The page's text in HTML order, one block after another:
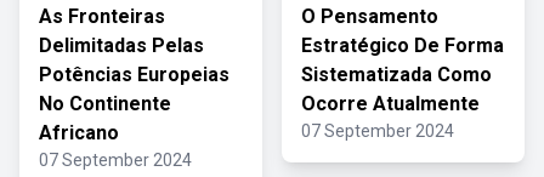
As Fronteiras
Delimitadas Pelas
Potências Europeias
No Continente
Africano
07 September 2024
O Pensamento
Estratégico De Forma
Sistematizada Como
Ocorre Atualmente
07 September 2024